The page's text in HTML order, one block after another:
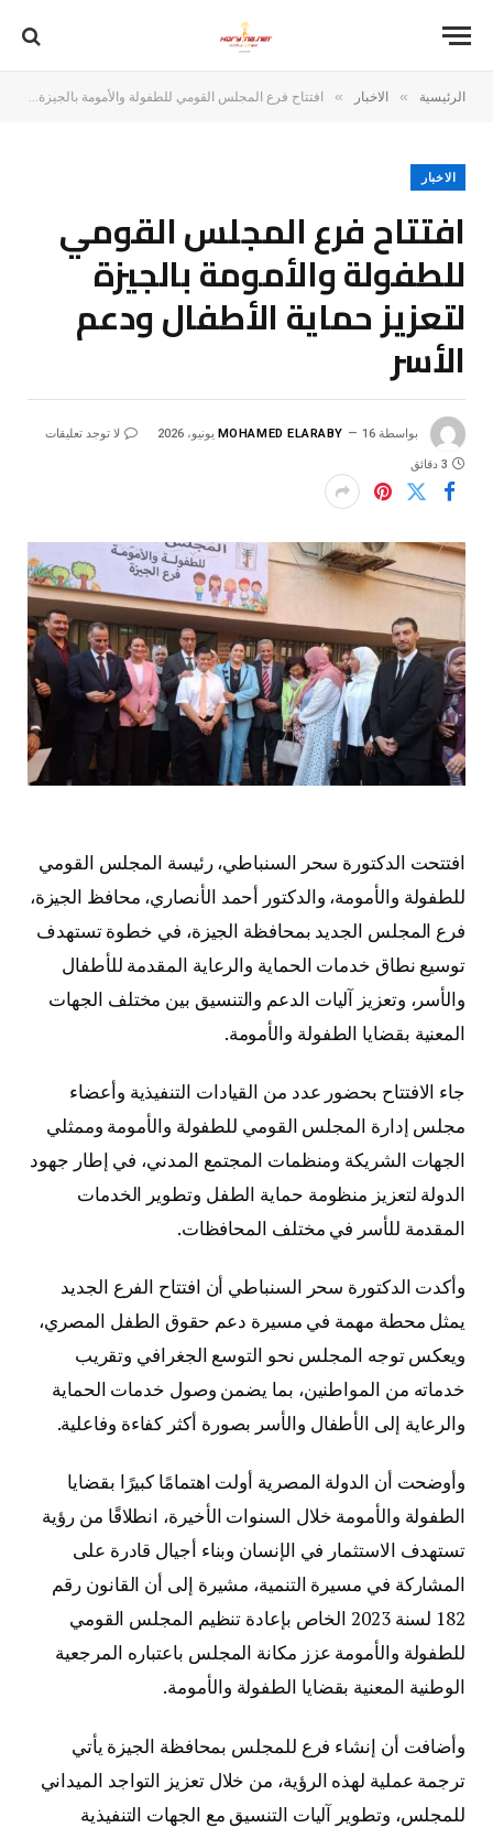
الرئيسية » الاخبار » افتتاح فرع المجلس القومي للطفولة والأمومة بالجيزة لتعزيز حماية الأطفال ودعم الأسر
الاخبار
افتتاح فرع المجلس القومي
للطفولة والأمومة بالجيزة
لتعزيز حماية الأطفال ودعم
الأسر
بواسطة MOHAMED ELARABY 16 يونيو، 2026 لا توجد تعليقات
3 دقائق
افتتحت الدكتورة سحر السنباطي، رئيسة المجلس القومي
للطفولة والأمومة، والدكتور أحمد الأنصاري، محافظ الجيزة،
فرع المجلس الجديد بمحافظة الجيزة، في خطوة تستهدف
توسيع نطاق خدمات الحماية والرعاية المقدمة للأطفال
والأسر، وتعزيز آليات الدعم والتنسيق بين مختلف الجهات
المعنية بقضايا الطفولة والأمومة.
جاء الافتتاح بحضور عدد من القيادات التنفيذية وأعضاء
مجلس إدارة المجلس القومي للطفولة والأمومة وممثلي
الجهات الشريكة ومنظمات المجتمع المدني، في إطار جهود
الدولة لتعزيز منظومة حماية الطفل وتطوير الخدمات
المقدمة للأسر في مختلف المحافظات.
وأكدت الدكتورة سحر السنباطي أن افتتاح الفرع الجديد
يمثل محطة مهمة في مسيرة دعم حقوق الطفل المصري،
ويعكس توجه المجلس نحو التوسع الجغرافي وتقريب
خدماته من المواطنين، بما يضمن وصول خدمات الحماية
والرعاية إلى الأطفال والأسر بصورة أكثر كفاءة وفاعلية.
وأوضحت أن الدولة المصرية أولت اهتمامًا كبيرًا بقضايا
الطفولة والأمومة خلال السنوات الأخيرة، انطلاقًا من رؤية
تستهدف الاستثمار في الإنسان وبناء أجيال قادرة على
المشاركة في مسيرة التنمية، مشيرة إلى أن القانون رقم
182 لسنة 2023 الخاص بإعادة تنظيم المجلس القومي
للطفولة والأمومة عزز مكانة المجلس باعتباره المرجعية
الوطنية المعنية بقضايا الطفولة والأمومة.
وأضافت أن إنشاء فرع للمجلس بمحافظة الجيزة يأتي
ترجمة عملية لهذه الرؤية، من خلال تعزيز التواجد الميداني
للمجلس، وتطوير آليات التنسيق مع الجهات التنفيذية